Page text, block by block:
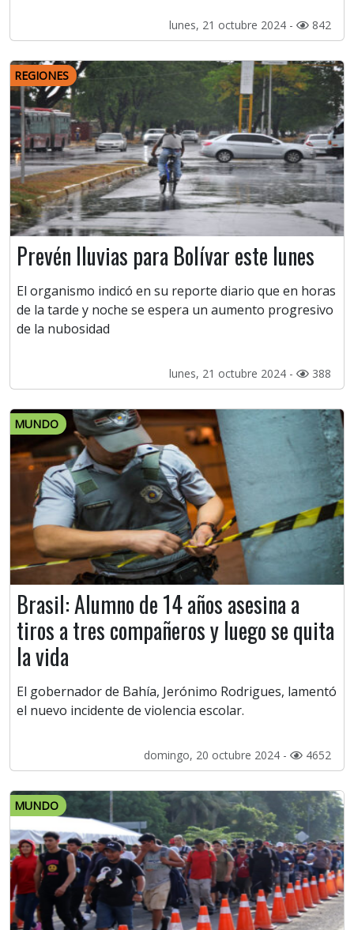
lunes, 21 octubre 2024 - 842
REGIONES
Prevén lluvias para Bolívar este lunes
El organismo indicó en su reporte diario que en horas
de la tarde y noche se espera un aumento progresivo
de la nubosidad
lunes, 21 octubre 2024 - 388
MUNDO
Brasil: Alumno de 14 años asesina a
tiros a tres compañeros y luego se quita
la vida
El gobernador de Bahía, Jerónimo Rodrigues, lamentó
el nuevo incidente de violencia escolar.
domingo, 20 octubre 2024 - 4652
MUNDO